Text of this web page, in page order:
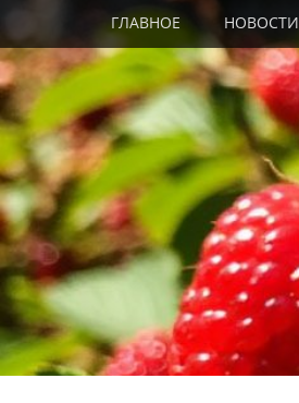
content
Primary Menu
ГЛАВНОЕ НОВОСТИ